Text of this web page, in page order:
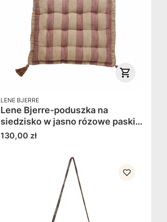
PRODUCENT
LENE BJERRE
Lene Bjerre-poduszka na
siedzisko w jasno rózowe paski
Felima
Cena
130,00 zł